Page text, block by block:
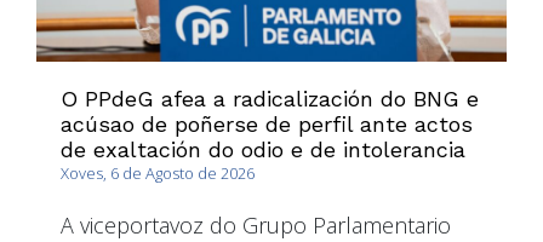
O PPdeG afea a radicalización do BNG e
acúsao de poñerse de perfil ante actos
de exaltación do odio e de intolerancia
Xoves, 6 de Agosto de 2026
A viceportavoz do Grupo Parlamentario